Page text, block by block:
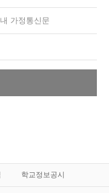
가정통신문
학교정보공시